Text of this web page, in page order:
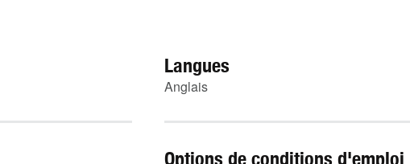
Langues
Anglais
Options de conditions d'emploi